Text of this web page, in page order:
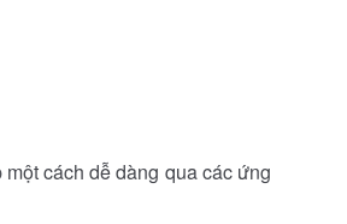
cách dễ dàng qua các ứng